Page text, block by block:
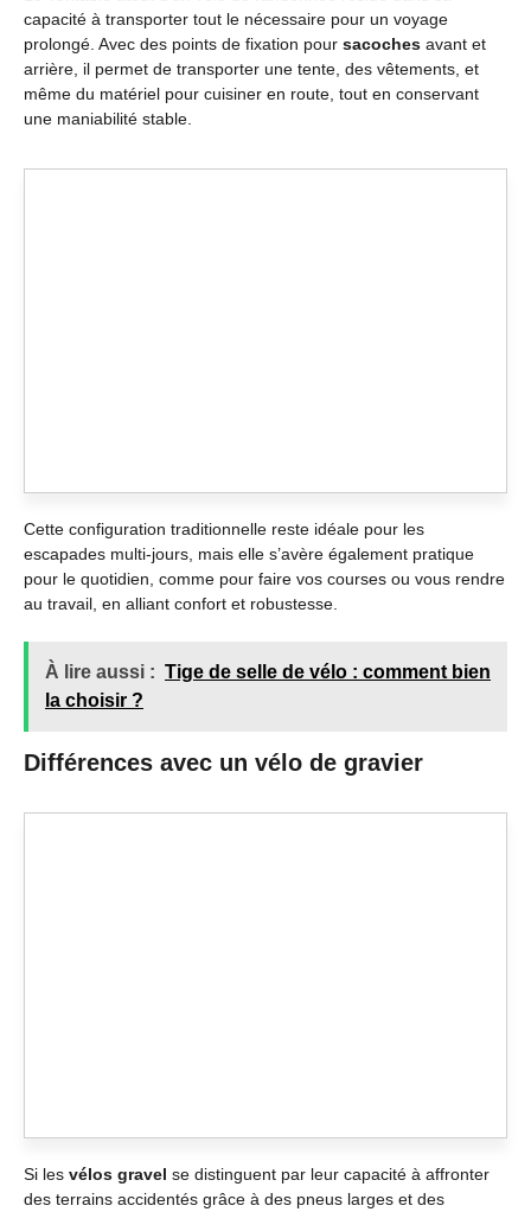
capacité à transporter tout le nécessaire pour un voyage
prolongé. Avec des points de fixation pour sacoches avant et
arrière, il permet de transporter une tente, des vêtements, et
même du matériel pour cuisiner en route, tout en conservant
une maniabilité stable.
Cette configuration traditionnelle reste idéale pour les
escapades multi-jours, mais elle s’avère également pratique
pour le quotidien, comme pour faire vos courses ou vous rendre
au travail, en alliant confort et robustesse.
À lire aussi : Tige de selle de vélo : comment bien
la choisir ?
Différences avec un vélo de gravier
Si les vélos gravel se distinguent par leur capacité à affronter
des terrains accidentés grâce à des pneus larges et des